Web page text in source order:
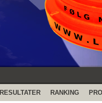
RESULTATER RANKING